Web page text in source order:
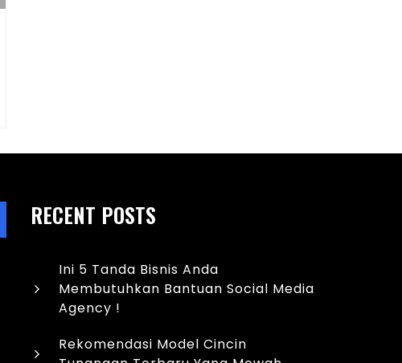
Umum Bintik Merah pada
RECENT POSTS
Ini 5 Tanda Bisnis Anda
Membutuhkan Bantuan Social Media
Agency !
Rekomendasi Model Cincin